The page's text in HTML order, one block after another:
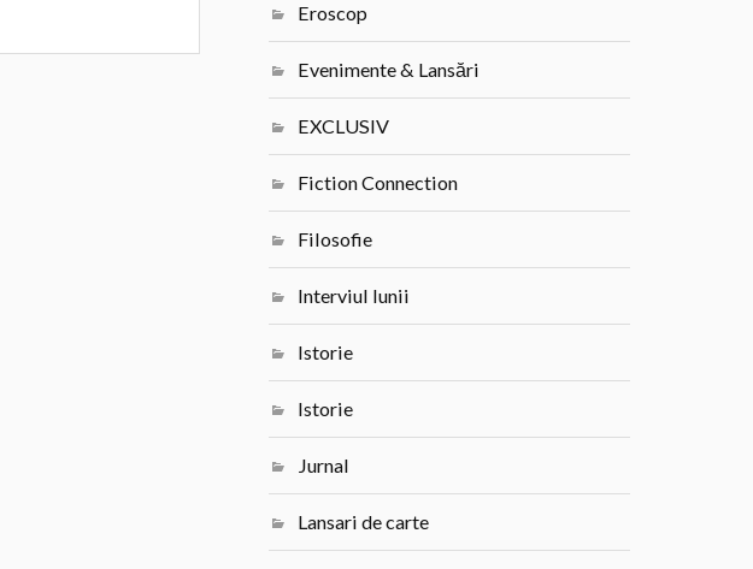
Eroscop
Evenimente & Lansări
EXCLUSIV
Fiction Connection
Filosofie
Interviul lunii
Istorie
Istorie
Jurnal
Lansari de carte